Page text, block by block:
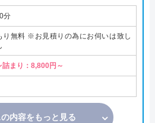
分
り無料 ※お見積りの為にお伺いは致し
詰まり：8,800円～
内容をもっと見る